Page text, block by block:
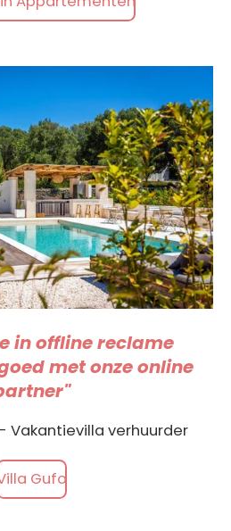
in offline reclame
met onze online
Vakantievilla verhuurder
Gufo